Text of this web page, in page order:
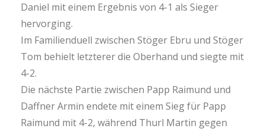
Daniel mit einem Ergebnis von 4-1 als Sieger
hervorging.
Im Familienduell zwischen Stöger Ebru und Stöger
Tom behielt letzterer die Oberhand und siegte mit
4-2.
Die nächste Partie zwischen Papp Raimund und
Daffner Armin endete mit einem Sieg für Papp
Raimund mit 4-2, während Thurl Martin gegen